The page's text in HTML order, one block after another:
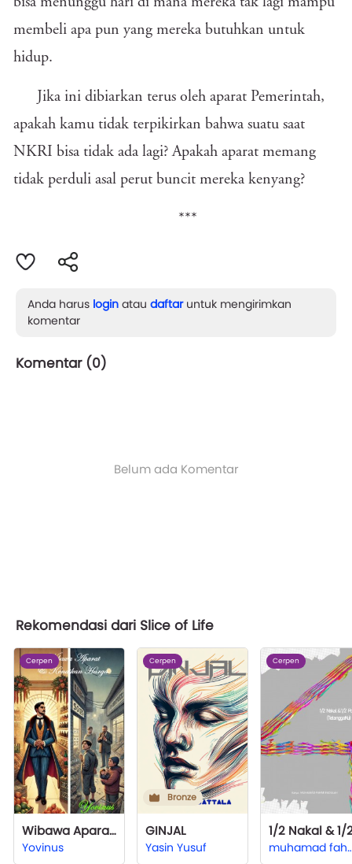
membeli apa pun yang mereka butuhkan untuk
hidup.
Jika ini dibiarkan terus oleh aparat Pemerintah,
apakah kamu tidak terpikirkan bahwa suatu saat
NKRI bisa tidak ada lagi? Apakah aparat memang
tidak perduli asal perut buncit mereka kenyang?
***
Anda harus login atau daftaruntuk mengirimkan
komentar
Komentar (0)
Belum ada Komentar
Rekomendasi dari Slice of Life
Cerpen
Wibawa Aparat & Kenaikan Harga
Yovinus
Cerpen
Bronze
GINJAL
Yasin Yusuf
Cerpen
muhamad